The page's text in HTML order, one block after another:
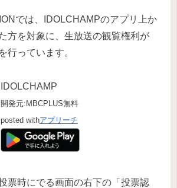
では、IDOLCHAMPのアプリ上か
方を対象に、生放送の観覧権利が
行っています。
IDOLCHAMP
開発元:MBCPLUS無料
posted withアプリーチ
票時にでる画面の右下の「投票認